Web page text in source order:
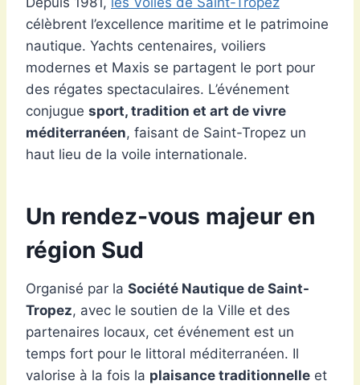
célèbrent l’excellence maritime et le patrimoine
nautique. Yachts centenaires, voiliers
modernes et Maxis se partagent le port pour
des régates spectaculaires. L’événement
conjugue sport, tradition et art de vivre
méditerranéen, faisant de Saint-Tropez un
haut lieu de la voile internationale.
Un rendez-vous majeur en
région Sud
Organisé par la Société Nautique de Saint-
Tropez, avec le soutien de la Ville et des
partenaires locaux, cet événement est un
temps fort pour le littoral méditerranéen. Il
valorise à la fois la plaisance traditionnelle et